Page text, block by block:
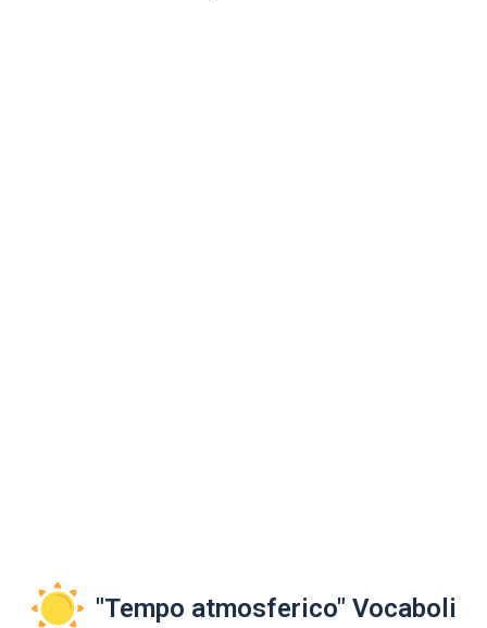
"Tempo atmosferico" Vocaboli